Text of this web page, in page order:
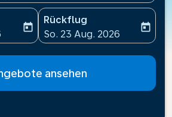
date-aria-label
today
Rückflug
fc-booking-return-date-
So. 23 Aug. 2026
today
ansehen